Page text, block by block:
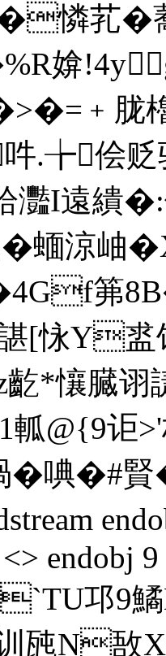
憐芤�
媕!4y
胧
.╆侩贬驳
I遠繢�:
蝒涼岫
笰
[怺Y盚
*懹臓
@{9讵
� 唺�#
endobj
邛9
臹训瓲